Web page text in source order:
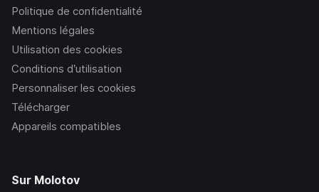
Politique de confidentialité
Mentions légales
Utilisation des cookies
Conditions d’utilisation
Personnaliser les cookies
Télécharger
Appareils compatibles
Sur Molotov